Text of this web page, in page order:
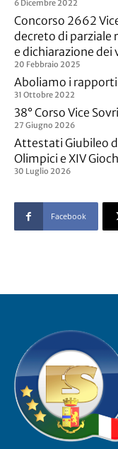
6 Dicembre 2022
Concorso 2662
decreto di
e dichiarazione dei
20 Febbraio 2025
Aboliamo i
31 Ottobre 2022
38° Corso Vice
27 Giugno 2026
Attestati Giubileo
Olimpici e XIV
30 Luglio 2026
Facebook